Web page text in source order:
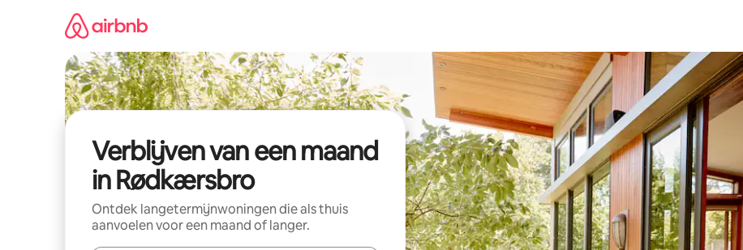
Verblijven van een maand
in Rødkærsbro
Ontdek langetermijnwoningen die als thuis
aanvoelen voor een maand of langer.